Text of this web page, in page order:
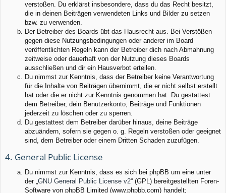
verstoßen. Du erklärst insbesondere, dass du das Recht besitzt,
die in deinen Beiträgen verwendeten Links und Bilder zu setzen
bzw. zu verwenden.
Der Betreiber des Boards übt das Hausrecht aus. Bei Verstößen
gegen diese Nutzungsbedingungen oder anderer im Board
veröffentlichten Regeln kann der Betreiber dich nach Abmahnung
zeitweise oder dauerhaft von der Nutzung dieses Boards
ausschließen und dir ein Hausverbot erteilen.
Du nimmst zur Kenntnis, dass der Betreiber keine Verantwortung
für die Inhalte von Beiträgen übernimmt, die er nicht selbst erstellt
hat oder die er nicht zur Kenntnis genommen hat. Du gestattest
dem Betreiber, dein Benutzerkonto, Beiträge und Funktionen
jederzeit zu löschen oder zu sperren.
Du gestattest dem Betreiber darüber hinaus, deine Beiträge
abzuändern, sofern sie gegen o. g. Regeln verstoßen oder geeignet
sind, dem Betreiber oder einem Dritten Schaden zuzufügen.
4. General Public License
Du nimmst zur Kenntnis, dass es sich bei phpBB um eine unter
der „GNU General Public License v2“ (GPL) bereitgestellten Foren-
Software von phpBB Limited (www.phpbb.com) handelt;